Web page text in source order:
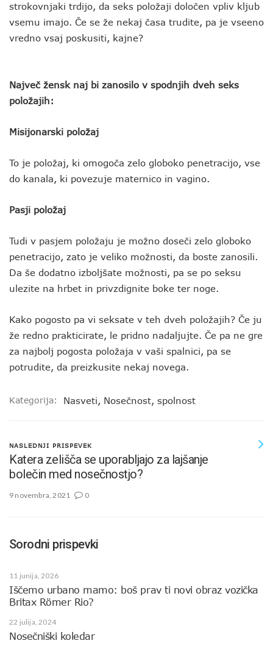
strokovnjaki trdijo, da seks položaji določen vpliv kljub
vsemu imajo. Če se že nekaj časa trudite, pa je vseeno
vredno vsaj poskusiti, kajne?
Največ žensk naj bi zanosilo v spodnjih dveh seks
položajih:
Misijonarski položaj
To je položaj, ki omogoča zelo globoko penetracijo, vse
do kanala, ki povezuje maternico in vagino.
Pasji položaj
Tudi v pasjem položaju je možno doseči zelo globoko
penetracijo, zato je veliko možnosti, da boste zanosili.
Da še dodatno izboljšate možnosti, pa se po seksu
ulezite na hrbet in privzdignite boke ter noge.
Kako pogosto pa vi seksate v teh dveh položajih? Če ju
že redno prakticirate, le pridno nadaljujte. Če pa ne gre
za najbolj pogosta položaja v vaši spalnici, pa se
potrudite, da preizkusite nekaj novega.
Kategorija: Nasveti, Nosečnost, spolnost
NASLEDNJI PRISPEVEK
Katera zelišča se uporabljajo za lajšanje
bolečin med nosečnostjo?
9 novembra, 2021 0
Sorodni prispevki
11 junija, 2026
Iščemo urbano mamo: boš prav ti novi obraz vozička
Britax Römer Rio?
22 julija, 2024
Nosečniški koledar